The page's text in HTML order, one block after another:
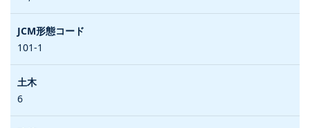
101-1
6